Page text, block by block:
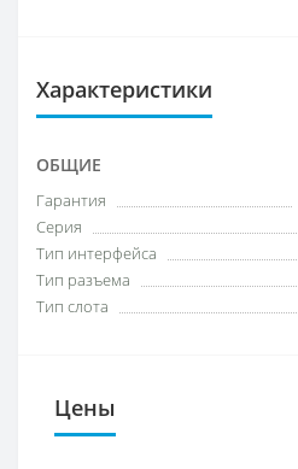
Характеристики
ОБЩИЕ
Гарантия
Серия
Тип интерфейса
Тип разъема
Тип слота
Цены